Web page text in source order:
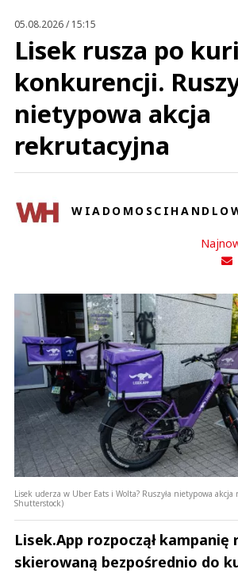
05.08.2026 / 15:15
Lisek rusza po
konkurencji.
nietypowa akcja
rekrutacyjna
Lisek uderza w Uber Eats i Wolta? Ruszyła nietypowa
Shutterstock)
Lisek.App rozpoczął
skierowaną bezpośrednio do